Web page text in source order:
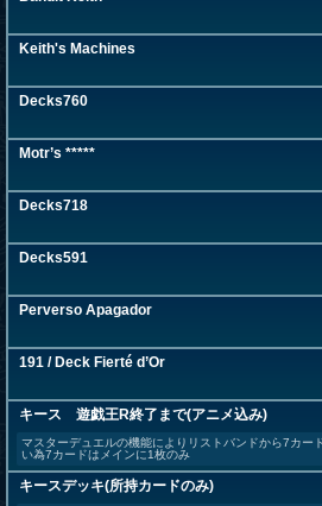
Keith's Machines
Decks760
Motr’s *****
Decks718
Decks591
Perverso Apagador
191 / Deck Fierté d’Or
キース 遊戯王R終了まで(アニメ込み)
マスターデュエルの機能によりリストバンドから7カー
い為7カードはメインに1枚のみ
キースデッキ(所持カードのみ)